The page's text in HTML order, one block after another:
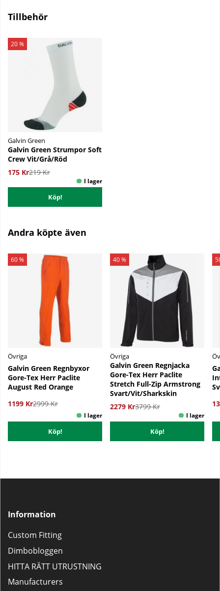
Tillbehör
20 %
Galvin Green
Galvin Green Strumpor Soft
Crew Vit/Grå/Röd
175 Kr219 Kr
Köp!
Andra köpte även
60 %
Övriga
Galvin Green Regnbyxor
Gore-Tex Herr Paclite
August Red Orange
1199 Kr2999 Kr
Köp!
40 %
Övriga
Galvin Green Regnjacka
Gore-Tex Herr Paclite
Stretch Full-Zip Armstrong
Svart/Vit/Sharkskin
2279 Kr3799 Kr
Köp!
Information
Custom Fitting
Dimbobloggen
HITTA RÄTT UTRUSTNING
Manufacturers